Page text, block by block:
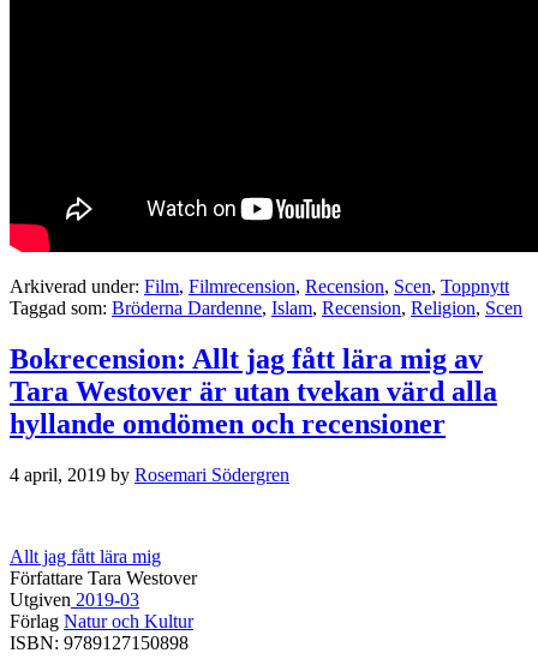
Arkiverad under: Film, Filmrecension, Recension, Scen, Toppnytt
Taggad som: Bröderna Dardenne, Islam, Recension, Religion, Scen
Bokrecension: Allt jag fått lära mig av
Tara Westover är utan tvekan värd alla
hyllande omdömen och recensioner
4 april, 2019 by Rosemari Södergren
Allt jag fått lära mig
Författare Tara Westover
Utgiven 2019-03
Förlag Natur och Kultur
ISBN: 9789127150898